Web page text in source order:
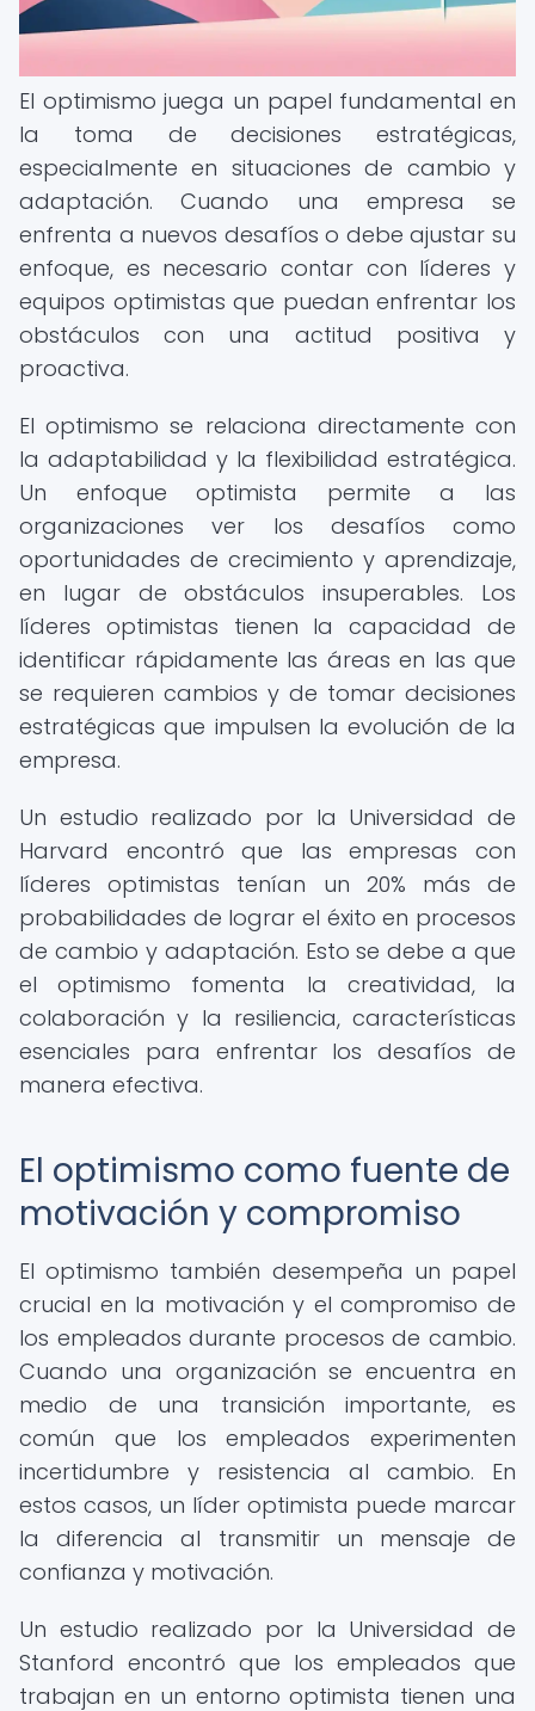
El optimismo juega un papel fundamental en
la toma de decisiones estratégicas,
especialmente en situaciones de cambio y
adaptación. Cuando una empresa se
enfrenta a nuevos desafíos o debe ajustar su
enfoque, es necesario contar con líderes y
equipos optimistas que puedan enfrentar los
obstáculos con una actitud positiva y
proactiva.
El optimismo se relaciona directamente con
la adaptabilidad y la flexibilidad estratégica.
Un enfoque optimista permite a las
organizaciones ver los desafíos como
oportunidades de crecimiento y aprendizaje,
en lugar de obstáculos insuperables. Los
líderes optimistas tienen la capacidad de
identificar rápidamente las áreas en las que
se requieren cambios y de tomar decisiones
estratégicas que impulsen la evolución de la
empresa.
Un estudio realizado por la Universidad de
Harvard encontró que las empresas con
líderes optimistas tenían un 20% más de
probabilidades de lograr el éxito en procesos
de cambio y adaptación. Esto se debe a que
el optimismo fomenta la creatividad, la
colaboración y la resiliencia, características
esenciales para enfrentar los desafíos de
manera efectiva.
El optimismo como fuente de
motivación y compromiso
El optimismo también desempeña un papel
crucial en la motivación y el compromiso de
los empleados durante procesos de cambio.
Cuando una organización se encuentra en
medio de una transición importante, es
común que los empleados experimenten
incertidumbre y resistencia al cambio. En
estos casos, un líder optimista puede marcar
la diferencia al transmitir un mensaje de
confianza y motivación.
Un estudio realizado por la Universidad de
Stanford encontró que los empleados que
trabajan en un entorno optimista tienen una